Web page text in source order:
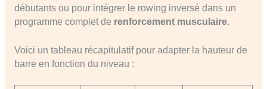
débutants ou pour intégrer le rowing inversé dans un
programme complet de renforcement musculaire.
Voici un tableau récapitulatif pour adapter la hauteur de
barre en fonction du niveau :